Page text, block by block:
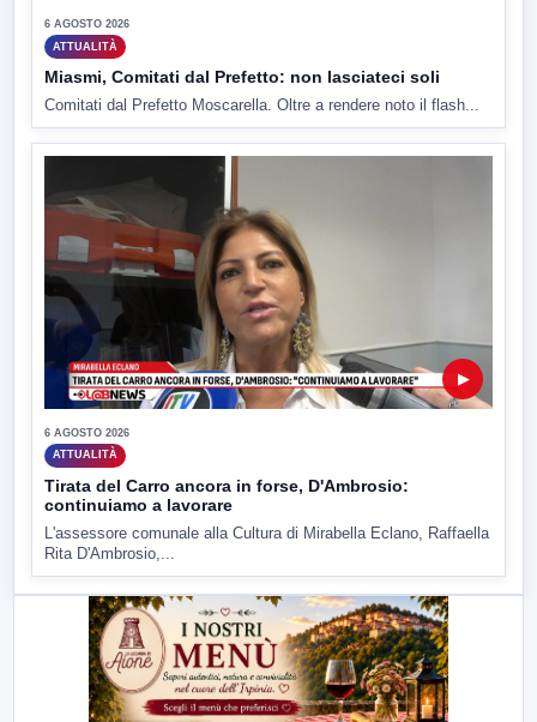
6 AGOSTO 2026
ATTUALITÀ
Miasmi, Comitati dal Prefetto: non lasciateci soli
Comitati dal Prefetto Moscarella. Oltre a rendere noto il flash...
▶
6 AGOSTO 2026
ATTUALITÀ
Tirata del Carro ancora in forse, D'Ambrosio:
continuiamo a lavorare
L'assessore comunale alla Cultura di Mirabella Eclano, Raffaella
Rita D'Ambrosio,...